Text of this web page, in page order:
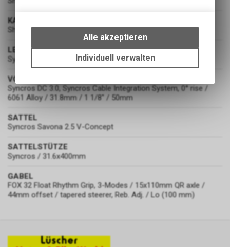
KASSETTE
Shimano Deore CS-M6100-12 / 10-51 T
LENKER
Syncros Fraser 2.0 XC Alloy 6061 D.B., Flat Bar / 8° / 700mm
VORBAU
Syncros DC 3.0, Syncros Cable Integration System, 0° rise /
6061 Alloy / 31.8mm / 1 1/8" / 50mm
SATTEL
Syncros Savona 2.5 V-Concept
SATTELSTÜTZE
Syncros / 31.6x400mm
GABEL
FOX 32 Float Rhythm Grip, 3-Modes / 15x110mm QR axle /
44mm offset / tapered steerer, Reb. Adj. / Lo (100 mm)
bestimmte Interaktionen und
Einstellungen auf Ihrem Gerät,
um die grundlegenden
Funktionen unseres Online-
des Warenkorbs, zu
ermöglichen. Bitte beachten Sie,
persönlichen Informationen
Alle akzeptieren
Individuell verwalten